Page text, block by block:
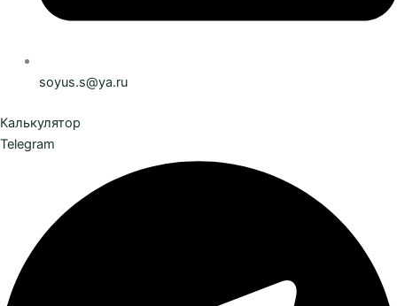
soyus.s@ya.ru
Калькулятор
Telegram